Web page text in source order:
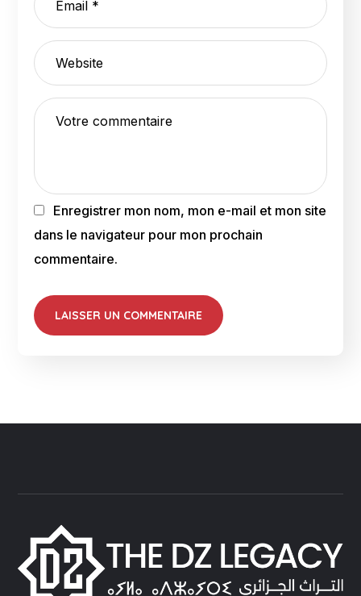
Enregistrer mon nom, mon e-mail et mon site
dans le navigateur pour mon prochain
commentaire.